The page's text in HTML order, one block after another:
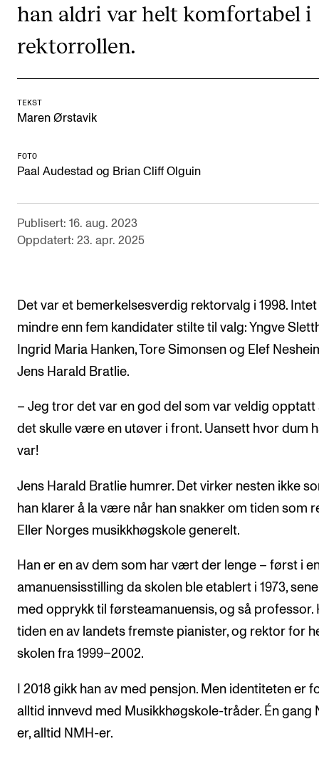
CREMAH
Utveksling
Nettverk
AKTUELT
Nyheter og historier
INFO
Kontakt oss
han aldri var helt komfortabel i
rektorrollen.
TEKST
Maren Ørstavik
FOTO
Paal Audestad og Brian Cliff Olguin
Publisert: 16. aug. 2023
Oppdatert: 23. apr. 2025
Det var et bemerkelsesverdig rektorvalg i 1998. Intet
mindre enn fem kandidater stilte til valg: Yngve
Ingrid Maria Hanken, Tore Simonsen og Elef
Jens Harald Bratlie.
– Jeg tror det var en god del som var veldig opptatt
det skulle være en utøver i front. Uansett hvor dum
var!
Jens Harald Bratlie humrer. Det virker nesten ikke
han klarer å la være når han snakker om tiden som
Eller Norges musikkhøgskole generelt.
Han er en av dem som har vært der lenge – først i
amanuensisstilling da skolen ble etablert i 1973,
med opprykk til førsteamanuensis, og så professor.
tiden en av landets fremste pianister, og rektor for
skolen fra 1999–2002.
I 2018 gikk han av med pensjon. Men identiteten er
alltid innvevd med Musikkhøgskole-tråder. Én gang
er, alltid NMH-er.